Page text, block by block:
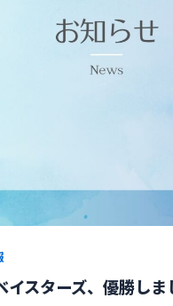
イスターズ、優勝しま